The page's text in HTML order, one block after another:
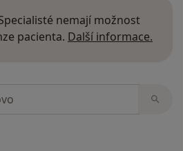
nemají možnost
pacienta. Další informace.